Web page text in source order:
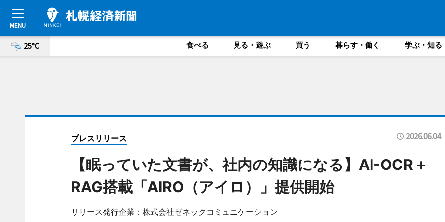
25°C 食べる 見る・遊ぶ 買う 暮らす・働く 学ぶ・知る
プレスリリース 2026.06.04
【眠っていた文書が、社内の知識になる】AI-OCR＋
RAG搭載「AIRO（アイロ）」提供開始
リリース発行企業：株式会社ゼネックコミュニケーション